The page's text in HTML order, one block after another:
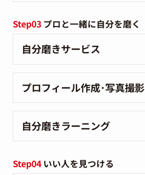
Step03プロと一緒に自分を磨く
自分磨きサービス
プロフィール作成･写真撮影
自分磨きラーニング
Step04 いい人を見つける